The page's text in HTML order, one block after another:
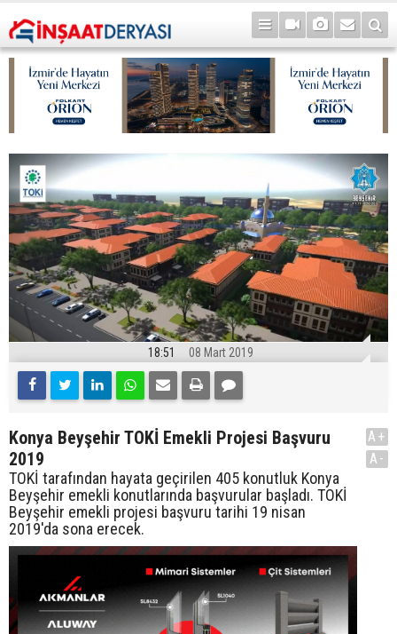
18:51 08 Mart 2019
Konya Beyşehir TOKİ Emekli Projesi Başvuru
2019
TOKİ tarafından hayata geçirilen 405 konutluk Konya
Beyşehir emekli konutlarında başvurular başladı. TOKİ
Beyşehir emekli projesi başvuru tarihi 19 nisan
2019'da sona erecek.
A+
A-